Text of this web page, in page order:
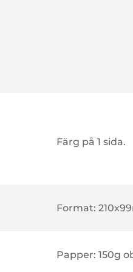
Färg på 1 sida.
Format:
Papper: 150g